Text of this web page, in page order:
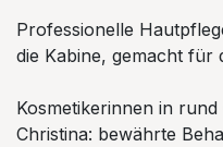
Professionelle
die Kabine, gemacht für
Kosmetikerinnen in
Christina: bewährte